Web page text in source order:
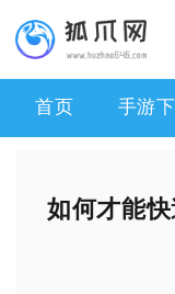
首页 手游
如何才能